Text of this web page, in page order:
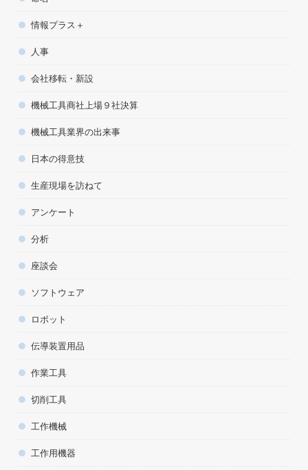
情報プラス＋
人事
会社移転・新設
機械工具商社上場９社決算
機械工具業界の出来事
日本の得意技
生産現場を訪ねて
アンケート
分析
座談会
ソフトウェア
ロボット
伝導装置用品
作業工具
切削工具
工作機械
工作用機器